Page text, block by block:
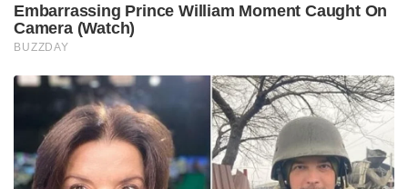
Embarrassing Prince William Moment Caught On
Camera (Watch)
BUZZDAY